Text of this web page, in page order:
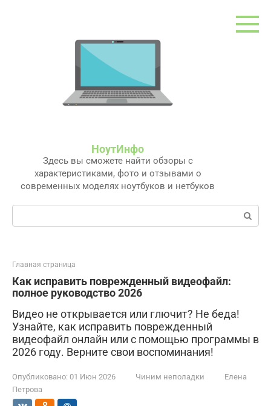
НоутИнфо
Здесь вы сможете найти обзоры с
характеристиками, фото и отзывами о
современных моделях ноутбуков и нетбуков
Поиск:
Главная страница
Как исправить поврежденный видеофайл:
полное руководство 2026
Видео не открывается или глючит? Не беда!
Узнайте, как исправить поврежденный
видеофайл онлайн или с помощью программы в
2026 году. Верните свои воспоминания!
Опубликовано: 01 Июн 2026 Чиним неполадки
Елена
Петрова